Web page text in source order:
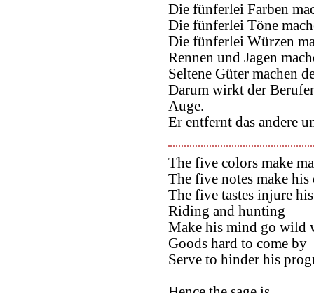
Die fünferlei Farben
Die fünferlei Töne
Die fünferlei Würzen
Rennen und Jagen
Seltene Güter machen
Darum wirkt der
Auge.
Er entfernt das andere
The five colors make
The five notes make his
The five tastes injure
Riding and hunting
Make his mind go wild
Goods hard to come by
Serve to hinder his